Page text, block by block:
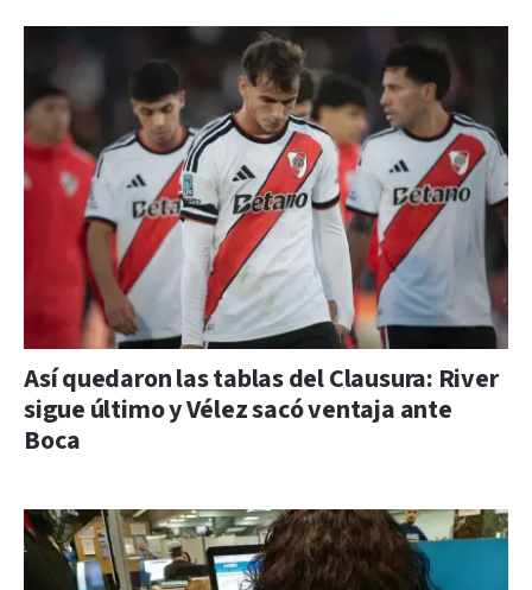
Así quedaron las tablas del Clausura: River
sigue último y Vélez sacó ventaja ante
Boca